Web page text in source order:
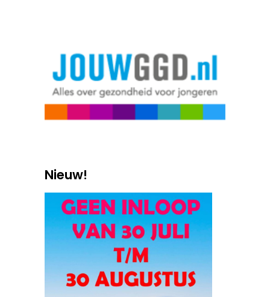
Nieuw!